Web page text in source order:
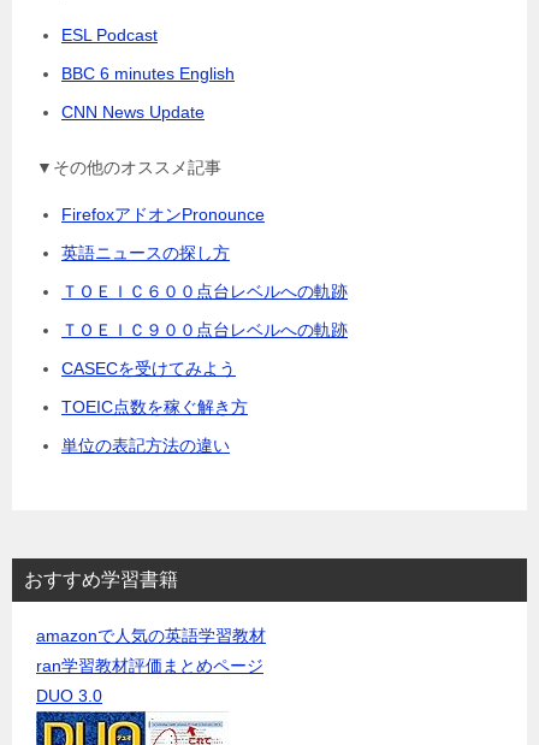
ESL Podcast
BBC 6 minutes English
CNN News Update
▼その他のオススメ記事
FirefoxアドオンPronounce
英語ニュースの探し方
ＴＯＥＩＣ６００点台レベルへの軌跡
ＴＯＥＩＣ９００点台レベルへの軌跡
CASECを受けてみよう
TOEIC点数を稼ぐ解き方
単位の表記方法の違い
おすすめ学習書籍
amazonで人気の英語学習教材
ran学習教材評価まとめページ
DUO 3.0